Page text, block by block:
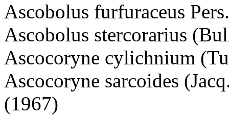
Ascobolus furfuraceus
Ascobolus stercorarius
Ascocoryne cylichnium
Ascocoryne sarcoides
(1967)